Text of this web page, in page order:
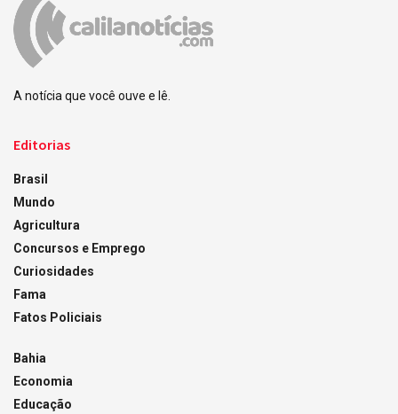
A notícia que você ouve e lê.
Editorias
Brasil
Mundo
Agricultura
Concursos e Emprego
Curiosidades
Fama
Fatos Policiais
Bahia
Economia
Educação